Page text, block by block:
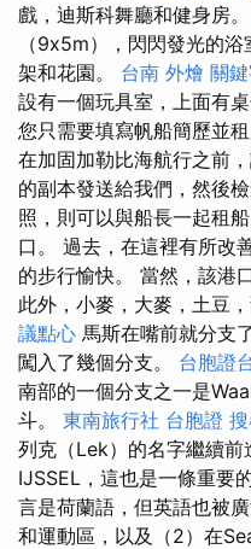
戲，迪斯科舞廳和健身房。
（9x5m），閃閃發光的
架和花園。 台南 外燴 關
設有一個玩具室，上面有
您只需要填寫帆船簡歷並
在加固加勒比海航行之前
的副本發送給我們，然後
照，則可以與船長一起租
口。 過去，在這裡有所改
的步行愉快。 當然，該港
此外，小麥，大麥，土豆
議點心 馬斯在嘴前就分支
闖入了幾個分支。 台胞證
南部的一個分支之一是
斗。 東南旅行社 台胞證
列克（Lek）的名字繼續前
IJSSEL，這也是一條重要
言是荷蘭語，但英語也被
和運動區，以及（2）在